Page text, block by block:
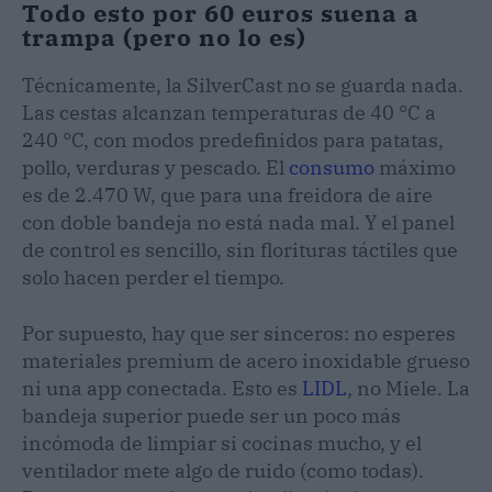
Todo esto por 60 euros suena a
trampa (pero no lo es)
Técnicamente, la SilverCast no se guarda nada.
Las cestas alcanzan temperaturas de 40 °C a
240 °C, con modos predefinidos para patatas,
pollo, verduras y pescado. El consumo máximo
es de 2.470 W, que para una freidora de aire
con doble bandeja no está nada mal. Y el panel
de control es sencillo, sin florituras táctiles que
solo hacen perder el tiempo.
Por supuesto, hay que ser sinceros: no esperes
materiales premium de acero inoxidable grueso
ni una app conectada. Esto es LIDL, no Miele. La
bandeja superior puede ser un poco más
incómoda de limpiar si cocinas mucho, y el
ventilador mete algo de ruido (como todas).